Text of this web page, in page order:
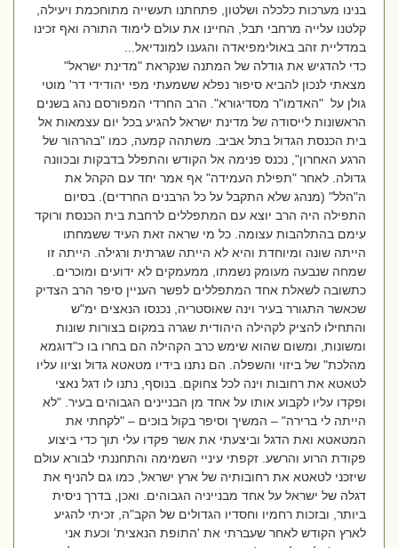
בנינו מערכות כלכלה ושלטון, פתחתנו תעשייה מתוחכמת ויעילה,
קלטנו עלייה מרחבי תבל, החיינו את עולם לימוד התורה ואף זכינו
במדליית זהב באולימפיאדה והגענו למונדיאל...
כדי להדגיש את גודלה של המתנה שנקראת "מדינת ישראל"
מצאתי לנכון להביא סיפור נפלא ששמעתי מפי יהודידי דר' מוטי
גולן על "האדמו"ר מסדיגורא". הרב החרדי המפורסם נהג בשנים
הראשונות לייסודה של מדינת ישראל להגיע בכל יום עצמאות אל
בית הכנסת הגדול בתל אביב. משתהה קמעה, כמו "בהרהור של
הרגע האחרון", נכנס פנימה אל הקודש והתפלל בדבקות ובכוונה
גדולה. לאחר "תפילת העמידה" אף אמר יחד עם הקהל את
ה"הלל" (מנהג שלא התקבל על כל הרבנים החרדים). בסיום
התפילה היה הרב יוצא עם המתפללים לרחבת בית הכנסת ורוקד
עימם בהתלהבות עצומה. כל מי שראה זאת העיד ששמחתו
הייתה שונה ומיוחדת והיא לא הייתה שגרתית ורגילה. הייתה זו
שמחה שנבעה מעומק נשמתו, ממעמקים לא ידועים ומוכרים.
כתשובה לשאלת אחד המתפללים לפשר העניין סיפר הרב הצדיק
שכאשר התגורר בעיר וינה שאוסטריה, נכנסו הנאצים ימ"ש
והתחילו להציק לקהילה היהודית שגרה במקום בצורות שונות
ומשונות, ומשום שהוא שימש כרב הקהילה הם בחרו בו כ"דוגמא
מהלכת" של ביזוי והשפלה. הם נתנו בידיו מטאטא גדול וציוו עליו
לטאטא את רחובות וינה לכל צחוקם. בנוסף, נתנו לו דגל נאצי
ופקדו עליו לקבוע אותו על אחד מן הבניינים הגבוהים בעיר. "לא
הייתה לי ברירה" – המשיך וסיפר בקול בוכים – "לקחתי את
המטאטא ואת הדגל וביצעתי את אשר פקדו עלי תוך כדי ביצוע
פקודת הרוע והרשע. זקפתי עיניי השמימה והתחננתי לבורא עולם
שיזכני לטאטא את רחובותיה של ארץ ישראל, כמו גם להניף את
דגלה של ישראל על אחד מבנייניה הגבוהים. ואכן, בדרך ניסית
ביותר, ובזכות רחמיו וחסדיו הגדולים של הקב"ה, זכיתי להגיע
לארץ הקודש לאחר שעברתי את 'התופת הנאצית' וכעת אני